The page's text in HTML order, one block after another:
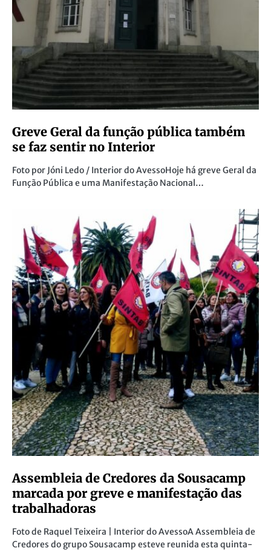
Greve Geral da função pública também
se faz sentir no Interior
Foto por Jóni Ledo / Interior do AvessoHoje há greve Geral da
Função Pública e uma Manifestação Nacional…
Assembleia de Credores da Sousacamp
marcada por greve e manifestação das
trabalhadoras
Foto de Raquel Teixeira | Interior do AvessoA Assembleia de
Credores do grupo Sousacamp esteve reunida esta quinta-